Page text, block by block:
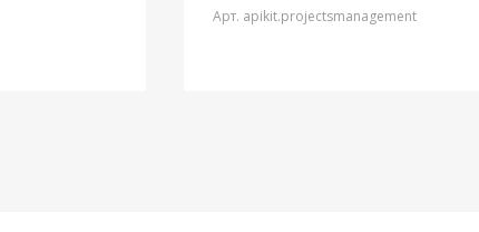
Арт. apikit.projectsmanagement